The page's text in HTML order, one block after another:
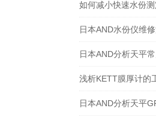
日本AND水份仪维